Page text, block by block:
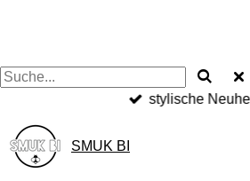
stylische
SMUK BI